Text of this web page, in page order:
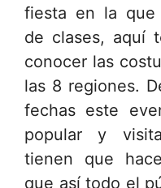
fiesta en la que
de clases, aquí
conocer las
las 8 regiones.
fechas este
popular y
tienen que
que así todo el